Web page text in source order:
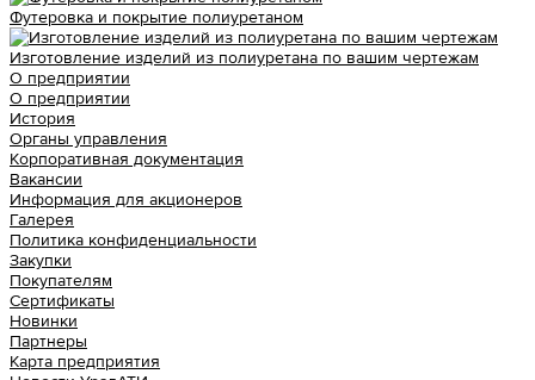
Футеровка и покрытие полиуретаном
Изготовление изделий из полиуретана по вашим чертежам
О предприятии
О предприятии
История
Органы управления
Корпоративная документация
Вакансии
Информация для акционеров
Галерея
Политика конфиденциальности
Закупки
Покупателям
Сертификаты
Новинки
Партнеры
Карта предприятия